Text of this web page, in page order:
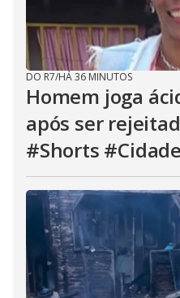
DO R7/HÁ 36 MINUTOS
Homem joga
após ser
#Shorts